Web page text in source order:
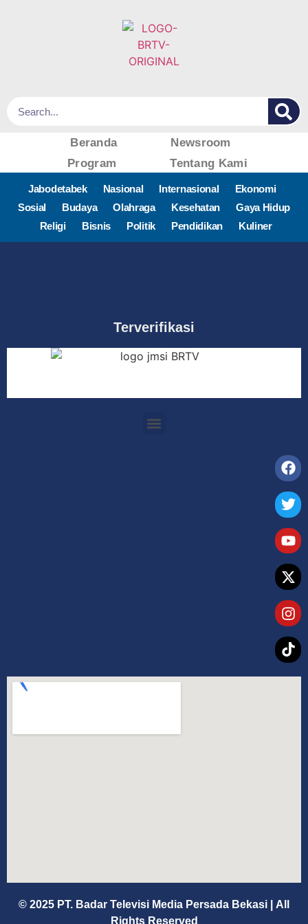
Beranda
Newsroom
Program
Tentang Kami
Jabodetabek Nasional Internasional
Ekonomi
Sosial
Budaya Olahraga Kesehatan
Gaya Hidup
Religi
Bisnis Politik Pendidikan Kuliner
Terverifikasi
© 2025 PT. Badar Televisi Media Persada Bekasi
All
Rights Reserved